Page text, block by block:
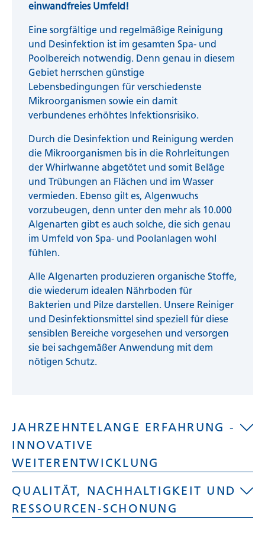
einwandfreies Umfeld!
Eine sorgfältige und regelmäßige Reinigung
und Desinfektion ist im gesamten Spa- und
Poolbereich notwendig. Denn genau in diesem
Gebiet herrschen günstige
Lebensbedingungen für verschiedenste
Mikroorganismen sowie ein damit
verbundenes erhöhtes Infektionsrisiko.
Durch die Desinfektion und Reinigung werden
die Mikroorganismen bis in die Rohrleitungen
der Whirlwanne abgetötet und somit Beläge
und Trübungen an Flächen und im Wasser
vermieden. Ebenso gilt es, Algenwuchs
vorzubeugen, denn unter den mehr als 10.000
Algenarten gibt es auch solche, die sich genau
im Umfeld von Spa- und Poolanlagen wohl
fühlen.
Alle Algenarten produzieren organische Stoffe,
die wiederum idealen Nährboden für
Bakterien und Pilze darstellen. Unsere Reiniger
und Desinfektionsmittel sind speziell für diese
sensiblen Bereiche vorgesehen und versorgen
sie bei sachgemäßer Anwendung mit dem
nötigen Schutz.
JAHRZEHNTELANGE ERFAHRUNG -
INNOVATIVE
WEITERENTWICKLUNG
Als das Unternehmen Kemitron 1977
gegründet wurde, startete dieses mit
QUALITÄT, NACHHALTIGKEIT UND
RESSOURCEN-SCHONUNG